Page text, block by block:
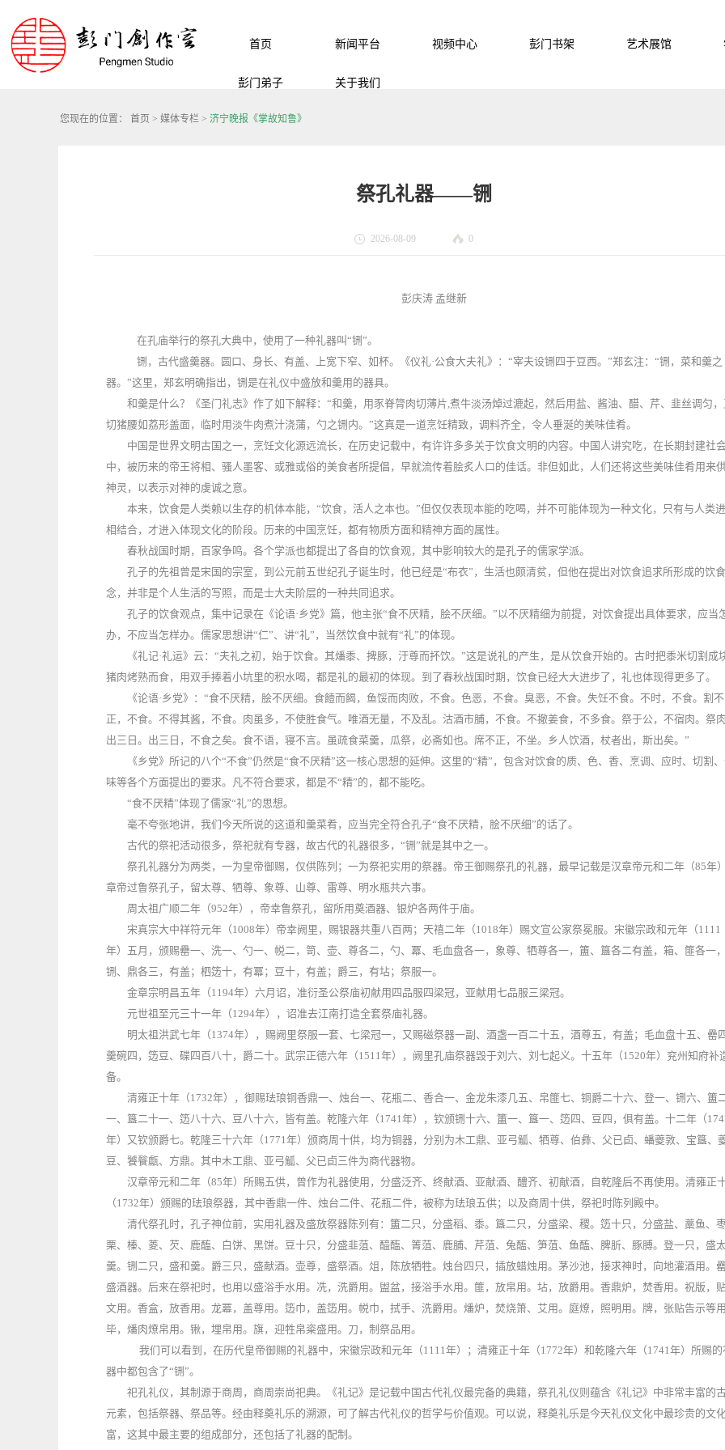
首页 新闻平台 视频中心 彭门书架 艺术展馆
彭门弟子 关于我们
您现在的位置： 首页 > 媒体专栏 > 济宁晚报《掌故知鲁》
祭孔礼器——铏
2026-08-09 0
彭庆涛 孟继新
在孔庙举行的祭孔大典中，使用了一种礼器叫“铏”。
铏，古代盛羹器。圆口、身长、有盖、上宽下窄、如杯。《仪礼·公食大夫礼》：“宰夫设铏四于豆西。”郑玄注：“铏，菜和羹之
器。”这里，郑玄明确指出，铏是在礼仪中盛放和羹用的器具。
和羹是什么？《圣门礼志》作了如下解释：“和羹，用豕脊膂肉切薄片,煮牛淡汤焯过漉起，然后用盐、酱油、醋、芹、韭丝调匀，
切猪腰如荔形盖面，临时用淡牛肉煮汁浇蒲，勺之铏内。”这真是一道烹饪精致，调料齐全，令人垂涎的美味佳肴。
中国是世界文明古国之一，烹饪文化源远流长，在历史记载中，有许许多多关于饮食文明的内容。中国人讲究吃，在长期封建社
中，被历来的帝王将相、骚人墨客、或雅或俗的美食者所提倡，早就流传着脍炙人口的佳话。非但如此，人们还将这些美味佳肴用来
神灵，以表示对神的虔诚之意。
本来，饮食是人类赖以生存的机体本能，“饮食，活人之本也。”但仅仅表现本能的吃喝，并不可能体现为一种文化，只有与人类
相结合，才进入体现文化的阶段。历来的中国烹饪，都有物质方面和精神方面的属性。
春秋战国时期，百家争鸣。各个学派也都提出了各自的饮食观，其中影响较大的是孔子的儒家学派。
孔子的先祖曾是宋国的宗室，到公元前五世纪孔子诞生时，他已经是“布衣”，生活也颇清贫，但他在提出对饮食追求所形成的饮
念，并非是个人生活的写照，而是士大夫阶层的一种共同追求。
孔子的饮食观点，集中记录在《论语·乡党》篇，他主张“食不厌精，脍不厌细。”以不厌精细为前提，对饮食提出具体要求，应当
办，不应当怎样办。儒家思想讲“仁”、讲“礼”，当然饮食中就有“礼”的体现。
《礼记·礼运》云：“夫礼之初，始于饮食。其燔黍、捭豚，汙尊而抔饮。”这是说礼的产生，是从饮食开始的。古时把黍米切割成
猪肉烤熟而食，用双手捧着小坑里的积水喝，都是礼的最初的体现。到了春秋战国时期，饮食已经大大进步了，礼也体现得更多了。
《论语·乡党》：“食不厌精，脍不厌细。食饐而餲，鱼馁而肉败，不食。色恶，不食。臭恶，不食。失饪不食。不时，不食。割不
正，不食。不得其酱，不食。肉虽多，不使胜食气。唯酒无量，不及乱。沽酒市脯，不食。不撤姜食，不多食。祭于公，不宿肉。祭
出三日。出三日，不食之矣。食不语，寝不言。虽疏食菜羹，瓜祭，必斋如也。席不正，不坐。乡人饮酒，杖者出，斯出矣。”
《乡党》所记的八个“不食”仍然是“食不厌精”这一核心思想的延伸。这里的“精”，包含对饮食的质、色、香、烹调、应时、切割、
味等各个方面提出的要求。凡不符合要求，都是不“精”的，都不能吃。
“食不厌精”体现了儒家“礼”的思想。
毫不夸张地讲，我们今天所说的这道和羹菜肴，应当完全符合孔子“食不厌精，脍不厌细”的话了。
古代的祭祀活动很多，祭祀就有专器，故古代的礼器很多，“铏”就是其中之一。
祭孔礼器分为两类，一为皇帝御赐，仅供陈列；一为祭祀实用的祭器。帝王御赐祭孔的礼器，最早记载是汉章帝元和二年（85年）
章帝过鲁祭孔子，留太尊、牺尊、象尊、山尊、雷尊、明水瓶共六事。
周太祖广顺二年（952年），帝幸鲁祭孔，留所用奠酒器、银炉各两件于庙。
宋真宗大中祥符元年（1008年）帝幸阙里，赐银器共重八百两；天禧二年（1018年）赐文宣公家祭冕服。宋徽宗政和元年（1111
年）五月，颁赐罍一、洗一、勺一、帨二，笥、壶、尊各二，勺、冪、毛血盘各一，象尊、牺尊各一，簠、簋各二有盖，箱、篚各一，
铏、鼎各三，有盖；柶笾十，有冪；豆十，有盖；爵三，有坫；祭服一。
金章宗明昌五年（1194年）六月诏，准衍圣公祭庙初献用四品服四梁冠，亚献用七品服三梁冠。
元世祖至元三十一年（1294年），诏准去江南打造全套祭庙礼器。
明太祖洪武七年（1374年），赐阙里祭服一套、七梁冠一，又赐磁祭器一副、酒盏一百二十五，酒尊五，有盖；毛血盘十五、罍四
羹碗四，笾豆、碟四百八十，爵二十。武宗正德六年（1511年），阙里孔庙祭器毁于刘六、刘七起义。十五年（1520年）兖州知府补
备。
清雍正十年（1732年），御赐珐琅铜香鼎一、烛台一、花瓶二、香合一、金龙朱漆几五、帛篚七、铜爵二十六、登一、铏六、簠
一、簋二十一、笾八十六、豆八十六，皆有盖。乾隆六年（1741年），钦颁铏十六、簠一、簋一、笾四、豆四，俱有盖。十二年（
年）又钦颁爵七。乾隆三十六年（1771年）颁商周十供，均为铜器，分别为木工鼎、亚弓觚、牺尊、伯彝、父已卣、蟠夔敦、宝簋、
豆、饕餮甗、方鼎。其中木工鼎、亚弓觚、父已卣三件为商代器物。
汉章帝元和二年（85年）所赐五供，曾作为礼器使用，分盛泛齐、终献酒、亚献酒、醴齐、初献酒，自乾隆后不再使用。清雍正
（1732年）颁赐的珐琅祭器，其中香鼎一件、烛台二件、花瓶二件，被称为珐琅五供；以及商周十供，祭祀时陈列殿中。
清代祭孔时，孔子神位前，实用礼器及盛放祭器陈列有：簠二只，分盛稻、黍。簋二只，分盛梁、稷。笾十只，分盛盐、藁鱼、枣
栗、榛、菱、芡、鹿醢、白饼、黑饼。豆十只，分盛韭菹、醯醢、箐菹、鹿脯、芹菹、兔醢、笋菹、鱼醢、脾肵、豚膊。登一只，盛
羹。铏二只，盛和羹。爵三只，盛献酒。壶尊，盛祭酒。俎，陈放牺牲。烛台四只，插放蜡烛用。茅沙池，接求神时，向地灌酒用。罍
盛酒器。后来在祭祀时，也用以盛浴手水用。冼，洗爵用。盥盆，接浴手水用。篚，放帛用。坫，放爵用。香鼎炉，焚香用。祝版，
文用。香盒，放香用。龙冪，盖尊用。笾巾，盖笾用。帨巾，拭手、洗爵用。燔炉，焚烧箫、艾用。庭燎，照明用。牌，张贴告示等用
毕，燔肉燎帛用。锹，埋帛用。旗，迎牲帛粢盛用。刀，制祭品用。
我们可以看到，在历代皇帝御赐的礼器中，宋徽宗政和元年（1111年）；清雍正十年（1772年）和乾隆六年（1741年）所赐的
器中都包含了“铏”。
祀孔礼仪，其制源于商周，商周崇尚祀典。《礼记》是记载中国古代礼仪最完备的典籍，祭孔礼仪则蕴含《礼记》中非常丰富的
元素，包括祭器、祭品等。经由释奠礼乐的溯源，可了解古代礼仪的哲学与价值观。可以说，释奠礼乐是今天礼仪文化中最珍贵的文
富，这其中最主要的组成部分，还包括了礼器的配制。